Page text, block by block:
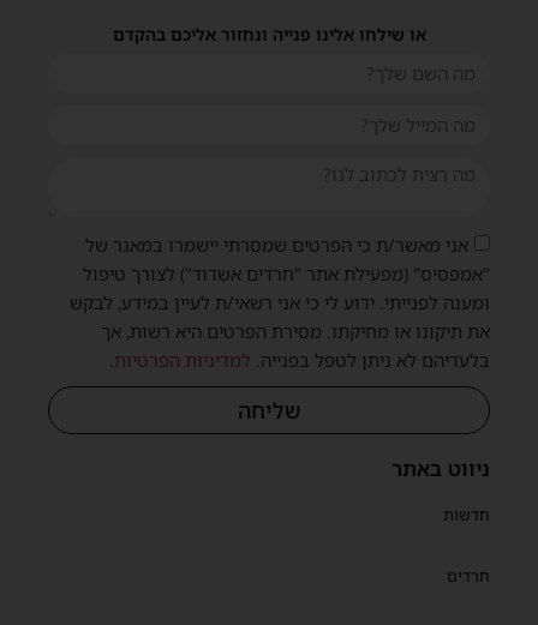
ניווט באתר
חדשות
חרדים
או שילחו אלינו פנייה ונחזור אליכם בהקדם
אני מאשר/ת כי הפרטים שמסרתי יישמרו במאגר של
"אמפסיס" (מפעילת אתר "חרדים אשדוד") לצורך טיפול
ומענה לפנייתי. ידוע לי כי אני רשאי/ת לעיין במידע, לבקש
את תיקונו או מחיקתו. מסירת הפרטים היא רשות, אך
בלעדיהם לא ניתן לטפל בפנייה.למדיניות הפרטיות.
שליחה